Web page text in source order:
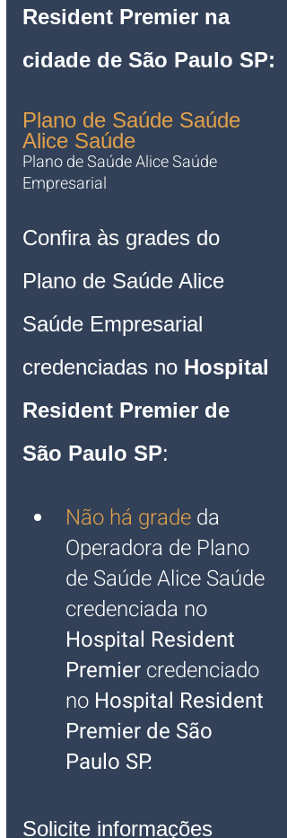
Resident Premier na
cidade de São Paulo SP:
Plano de Saúde Saúde
Alice Saúde
Plano de Saúde Alice Saúde
Empresarial
Confira às grades do
Plano de Saúde Alice
Saúde Empresarial
credenciadas no Hospital
Resident Premier de
São Paulo SP:
Não há grade da
Operadora de Plano
de Saúde Alice Saúde
credenciada no
Hospital Resident
Premier credenciado
no Hospital Resident
Premier de São
Paulo SP.
Solicite informações